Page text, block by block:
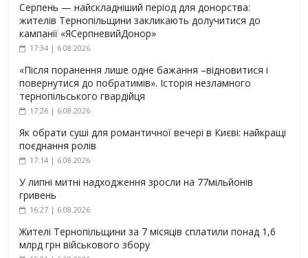
Серпень — найскладніший період для донорства:
жителів Тернопільщини закликають долучитися до
кампанії «ЯСерпневийДонор»
17:34 | 6.08.2026
«Після поранення лише одне бажання –відновитися і
повернутися до побратимів». Історія незламного
тернопільського гвардійця
17:26 | 6.08.2026
Як обрати суші для романтичної вечері в Києві: найкращі
поєднання ролів
17:14 | 6.08.2026
У липні митні надходження зросли на 77мільйонів
гривень
16:27 | 6.08.2026
Жителі Тернопільщини за 7 місяців сплатили понад 1,6
млрд грн військового збору